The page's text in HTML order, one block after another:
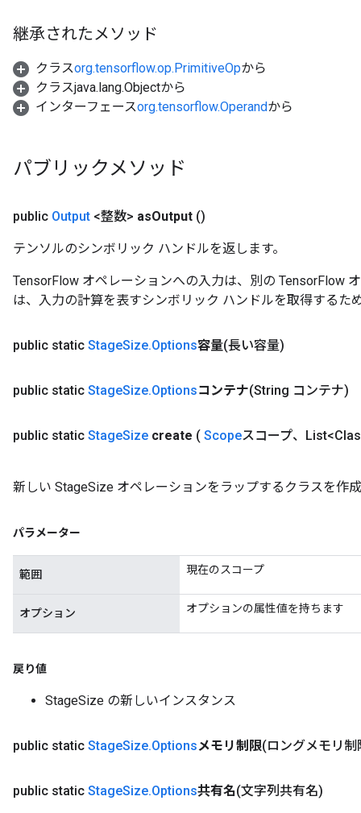
継承されたメソッド
クラスorg.tensorflow.op.PrimitiveOpから
クラスjava.lang.Objectから
インターフェースorg.tensorflow.Operandから
パブリックメソッド
public Output <整数> asOutput ()
テンソルのシンボリック ハンドルを返します。
TensorFlow オペレーションへの入力は、別の TensorFlow
は、入力の計算を表すシンボリック ハンドルを取得するた
public static StageSize.Options容量(長い容量)
public static StageSize.Optionsコンテナ(String コンテナ)
public static StageSize create ( Scopeスコープ、
新しい StageSize オペレーションをラップするクラスを作
パラメーター
範囲 現在のスコープ
オプション オプションの属性値を持ちます
戻り値
StageSize の新しいインスタンス
public static StageSize.Optionsメモリ制限(ロングメモリ制
public static StageSize.Options共有名(文字列共有名)